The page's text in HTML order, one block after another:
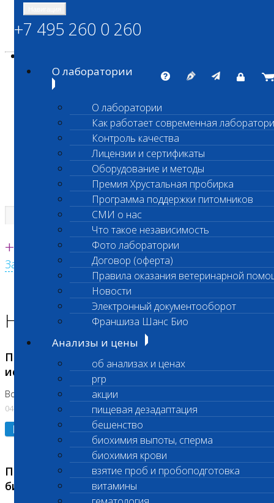
ШАНС БИО
Независимая ветеринарная лаборатория
Единая круглосуточная справочная
+7 495 260 0 260
Заказать звонок с сайта
+7 495 260 0 260
О лаборатории
О лаборатории
Как работает современная
Контроль качества
Лицензии и сертификаты
Оборудование и методы
Премия Хрустальная пробирка
Программа поддержки питомников
СМИ о нас
Что такое независимость
Фото лаборатории
Договор (оферта)
Правила оказания ветеринарной
Новости
Электронный документооборот
Франшиза Шанс Био
Анализы и цены
об анализах и ценах
prp
акции
пищевая дезадаптация
бешенство
биохимия выпоты, сперма
биохимия крови
взятие проб и пробоподготовка
витамины
Главная страница
Новости лаборатории
Приостановка срочных биохимических
исследований
Во Владыкино
04.08.2026
Подробнее
Приостановлено выполнение срочных
биохимических исследований